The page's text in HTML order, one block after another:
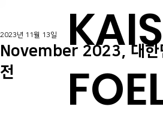
November 2023, 대한
전
2023년 11월 13일